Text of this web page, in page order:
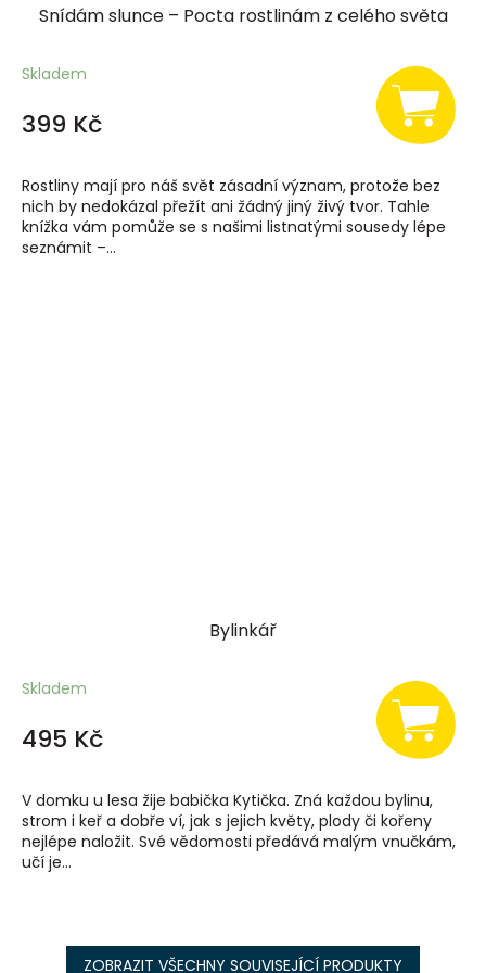
Snídám slunce – Pocta rostlinám z celého světa
Skladem
399 Kč
Rostliny mají pro náš svět zásadní význam, protože bez
nich by nedokázal přežít ani žádný jiný živý tvor. Tahle
knížka vám pomůže se s našimi listnatými sousedy lépe
seznámit –...
Bylinkář
Skladem
495 Kč
V domku u lesa žije babička Kytička. Zná každou bylinu,
strom i keř a dobře ví, jak s jejich květy, plody či kořeny
nejlépe naložit. Své vědomosti předává malým vnučkám,
učí je...
ZOBRAZIT VŠECHNY SOUVISEJÍCÍ PRODUKTY